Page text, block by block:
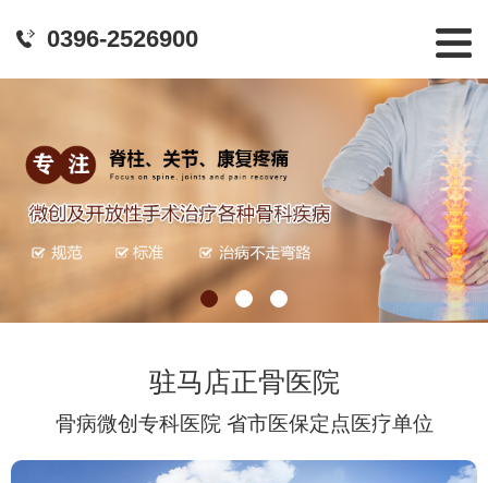
0396-2526900
驻马店正骨医院
骨病微创专科医院 省市医保定点医疗单位